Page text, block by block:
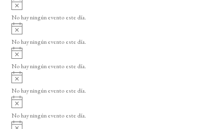
o
A
v
i
o
No hay ningún evento este día.
A
v
i
o
No hay ningún evento este día.
A
v
i
o
No hay ningún evento este día.
A
v
i
o
No hay ningún evento este día.
A
v
i
No hay ningún evento este día.
A